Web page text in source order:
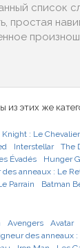
список
простая
из этих же
Knight : Le
Interstellar
The
Évadés Hunger
des anneaux : Le
Parrain Batman
Avengers Avatar
des anneaux